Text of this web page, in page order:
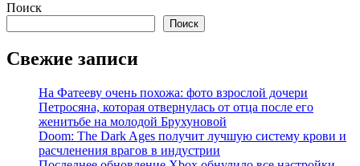
Поиск
Поиск
Свежие записи
На Фатееву очень похожа: фото взрослой дочери
Петросяна, которая отвернулась от отца после его
женитьбе на молодой Брухуновой
Doom: The Dark Ages получит лучшую систему крови и
расчленения врагов в индустрии